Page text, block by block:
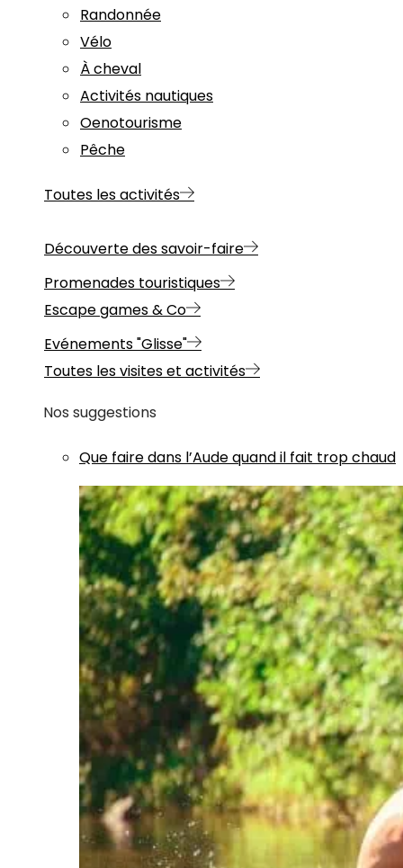
Randonnée
Vélo
À cheval
Activités nautiques
Oenotourisme
Pêche
Toutes les activités
Découverte des savoir-faire
Promenades touristiques
Escape games & Co
Evénements "Glisse"
Toutes les visites et activités
Nos suggestions
Que faire dans l’Aude quand il fait trop chaud